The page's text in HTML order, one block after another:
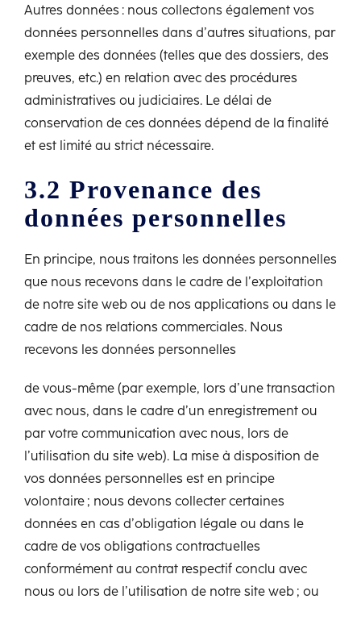
Autres données : nous collectons également vos
données personnelles dans d’autres situations, par
exemple des données (telles que des dossiers, des
preuves, etc.) en relation avec des procédures
administratives ou judiciaires. Le délai de
conservation de ces données dépend de la finalité
et est limité au strict nécessaire.
3.2 Provenance des
données personnelles
En principe, nous traitons les données personnelles
que nous recevons dans le cadre de l’exploitation
de notre site web ou de nos applications ou dans le
cadre de nos relations commerciales. Nous
recevons les données personnelles
de vous-même (par exemple, lors d’une transaction
avec nous, dans le cadre d’un enregistrement ou
par votre communication avec nous, lors de
l’utilisation du site web). La mise à disposition de
vos données personnelles est en principe
volontaire ; nous devons collecter certaines
données en cas d’obligation légale ou dans le
cadre de vos obligations contractuelles
conformément au contrat respectif conclu avec
nous ou lors de l’utilisation de notre site web ; ou